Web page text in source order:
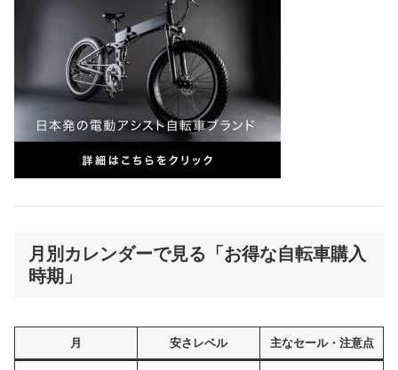
月別カレンダーで見る「お得な自転車購入
時期」
月 安さレベル 主なセール・注意点